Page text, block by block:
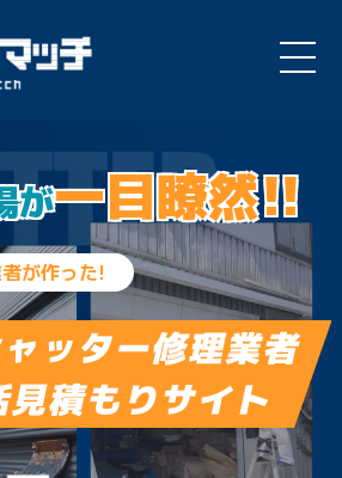
が一目瞭然!!
が作った!
ッター修理業者
積もりサイト